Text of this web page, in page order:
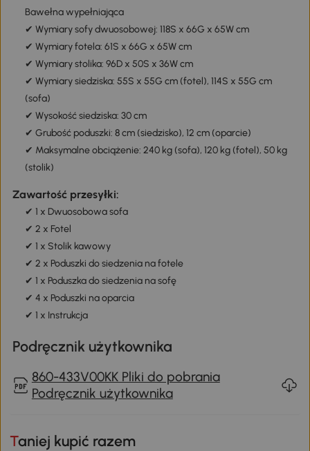
Bawełna wypełniająca
✔ Wymiary sofy dwuosobowej: 118S x 66G x 65W cm
✔ Wymiary fotela: 61S x 66G x 65W cm
✔ Wymiary stolika: 96D x 50S x 36W cm
✔ Wymiary siedziska: 55S x 55G cm (fotel), 114S x 55G cm
(sofa)
✔ Wysokość siedziska: 30 cm
✔ Grubość poduszki: 8 cm (siedzisko), 12 cm (oparcie)
✔ Maksymalne obciążenie: 240 kg (sofa), 120 kg (fotel), 50 kg
(stolik)
Zawartość przesyłki:
✔ 1 x Dwuosobowa sofa
✔ 2 x Fotel
✔ 1 x Stolik kawowy
✔ 2 x Poduszki do siedzenia na fotele
✔ 1 x Poduszka do siedzenia na sofę
✔ 4 x Poduszki na oparcia
✔ 1 x Instrukcja
Podręcznik użytkownika
860-433V00KK Pliki do pobrania
Podręcznik użytkownika
Taniej kupić razem